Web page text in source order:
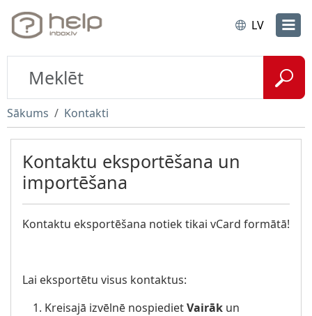
LV
Sākums Kontakti
Kontaktu eksportēšana un
importēšana
Kontaktu eksportēšana notiek tikai vCard formātā!
Lai eksportētu visus kontaktus:
Kreisajā izvēlnē nospiedietVairāk un